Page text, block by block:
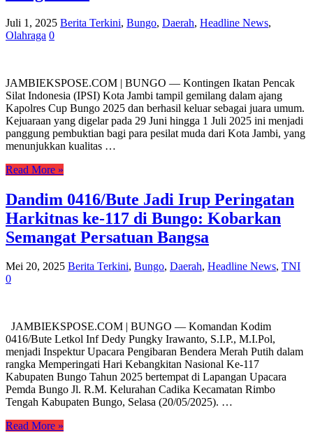
Juli 1, 2025 Berita Terkini, Bungo, Daerah, Headline News,
Olahraga 0
JAMBIEKSPOSE.COM | BUNGO — Kontingen Ikatan Pencak
Silat Indonesia (IPSI) Kota Jambi tampil gemilang dalam ajang
Kapolres Cup Bungo 2025 dan berhasil keluar sebagai juara umum.
Kejuaraan yang digelar pada 29 Juni hingga 1 Juli 2025 ini menjadi
panggung pembuktian bagi para pesilat muda dari Kota Jambi, yang
menunjukkan kualitas …
Read More »
Dandim 0416/Bute Jadi Irup Peringatan
Harkitnas ke-117 di Bungo: Kobarkan
Semangat Persatuan Bangsa
Mei 20, 2025 Berita Terkini, Bungo, Daerah, Headline News, TNI
0
JAMBIEKSPOSE.COM | BUNGO — Komandan Kodim
0416/Bute Letkol Inf Dedy Pungky Irawanto, S.I.P., M.I.Pol,
menjadi Inspektur Upacara Pengibaran Bendera Merah Putih dalam
rangka Memperingati Hari Kebangkitan Nasional Ke-117
Kabupaten Bungo Tahun 2025 bertempat di Lapangan Upacara
Pemda Bungo Jl. R.M. Kelurahan Cadika Kecamatan Rimbo
Tengah Kabupaten Bungo, Selasa (20/05/2025). …
Read More »